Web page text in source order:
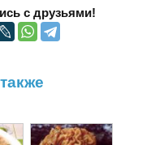
с друзьями!